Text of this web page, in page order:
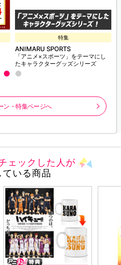
特集
ANIMARU SPORTS
「アニメ×スポーツ」をテーマにし
たキャラクターグッズシリーズ
ン・特集ページへ
ェックした人が
ている商品